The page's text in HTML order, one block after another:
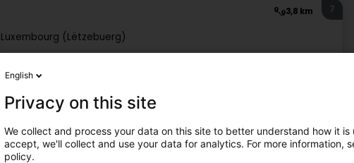
3,8 km
Luxembourg (Lëtzebuerg)
7
au Luxembourg qui regroupe exclusivement des avocats
qui ne traitent que de ces matières.Nos collaborateurs sont
English
Privacy on this site
We collect and process your data on this site to better understand how it is
accept, we'll collect and use your data for analytics. For more information,
policy.